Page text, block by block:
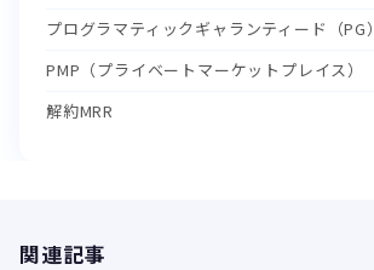
プログラマティックギャランティード（PG）
PMP（プライベートマーケットプレイス）
解約MRR
関連記事